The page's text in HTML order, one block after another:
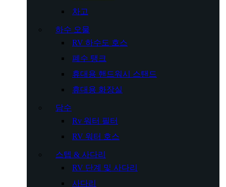
차고
하수 오물
RV 하수도 호스
폐수 탱크
휴대용 핸드워시 스탠드
휴대용 화장실
담수
Rv 워터 필터
RV 워터 호스
스텝 & 사다리
RV 단계 및 사다리
사다리